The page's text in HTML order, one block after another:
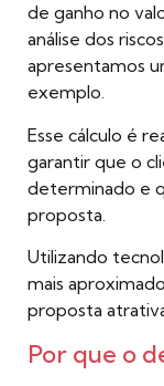
de ganho no
análise dos
apresentamos
exemplo.
Esse cálculo é
garantir que o
determinado e
proposta.
Utilizando
mais
proposta
Por que o